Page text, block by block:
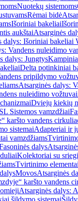
Nuotekų sistemoms
Rėmai bidė
Išoriniai bakeliai
aukštaiAtsarginės
dalys: Išoriniai bakeliai
Vandens nuleidimo
dalys: Jungtys
Delta potinkiniai
pripildymo
Atsarginės dalys:
nuleidimo vožtuvai
Dviejų kiekių
SL Sistemos vamzdžiai
karšto vandens
sistemaiAdapteriai ir
vamzdžiams
dalys
Kolektoriai su
Tvirtinimo
MovosAtsarginės
karšto vandens
Atsarginės dalys:
šildymo sistemai